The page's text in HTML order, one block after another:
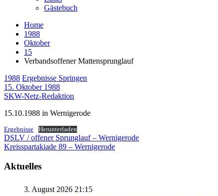
Gästebuch
Home
1988
Oktober
15
Verbandsoffener Mattensprunglauf
1988 Ergebnisse Springen
15. Oktober 1988
SKW-Netz-Redaktion
15.10.1988 in Wernigerode
Ergebnisse Herunterladen
Beitragsnavigation
DSLV / offener Sprunglauf – Wernigerode
Kreisspartakiade 89 – Wernigerode
Aktuelles
3. August 2026 21:15